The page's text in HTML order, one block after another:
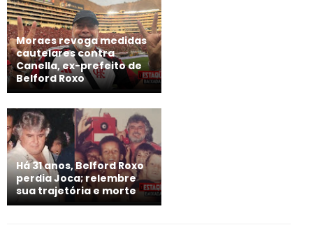
Moraes revoga medidas
cautelares contra
Canella, ex-prefeito de
Belford Roxo
Há 31 anos, Belford Roxo
perdia Joca; relembre
sua trajetória e morte